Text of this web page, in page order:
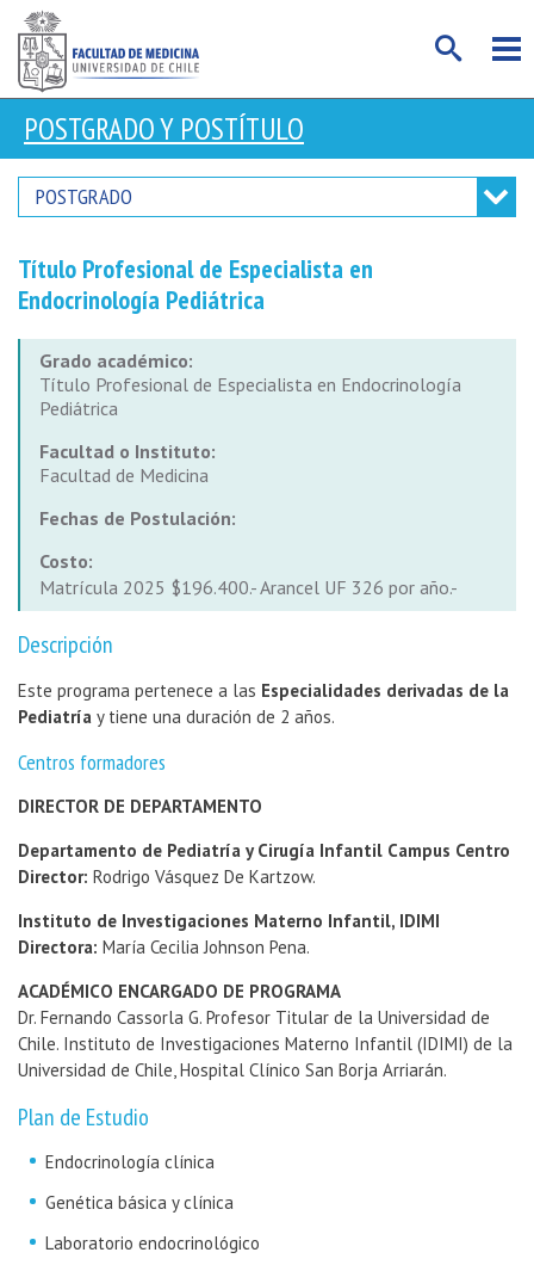
POSTGRADO Y POSTÍTULO
POSTGRADO
Título Profesional de Especialista en
Endocrinología Pediátrica
Grado académico:
Título Profesional de Especialista en Endocrinología
Pediátrica
Facultad o Instituto:
Facultad de Medicina
Fechas de Postulación:
Costo:
Matrícula 2025 $196.400.- Arancel UF 326 por año.-
Descripción
Este programa pertenece a las Especialidades derivadas de la
Pediatría y tiene una duración de 2 años.
Centros formadores
DIRECTOR DE DEPARTAMENTO
Departamento de Pediatría y Cirugía Infantil Campus Centro
Director: Rodrigo Vásquez De Kartzow.
Instituto de Investigaciones Materno Infantil, IDIMI
Directora: María Cecilia Johnson Pena.
ACADÉMICO ENCARGADO DE PROGRAMA
Dr. Fernando Cassorla G. Profesor Titular de la Universidad de
Chile. Instituto de Investigaciones Materno Infantil (IDIMI) de la
Universidad de Chile, Hospital Clínico San Borja Arriarán.
Plan de Estudio
Endocrinología clínica
Genética básica y clínica
Laboratorio endocrinológico